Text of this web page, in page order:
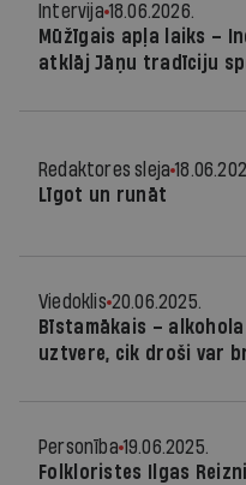
Intervija 18.06.2026.
Mūžīgais apļa laiks –
atklāj Jāņu tradīciju
Redaktores sleja
Līgot un runāt
Viedoklis 20.06.2025.
Bīstamākais –
uztvere, cik droši var
Personība 19.06.2025.
Folkloristes Ilgas